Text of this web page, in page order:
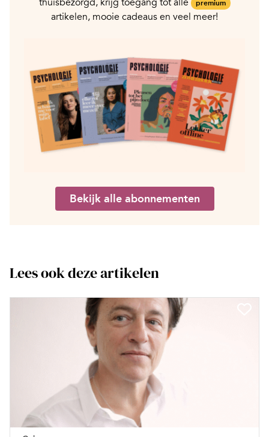
thuisbezorgd, krijg toegang tot alle premium
artikelen, mooie cadeaus en veel meer!
Bekijk alle abonnementen
Lees ook deze artikelen